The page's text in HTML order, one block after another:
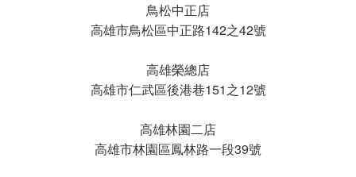
鳥松中正店
高雄市鳥松區中正路142之42號
高雄榮總店
高雄市仁武區後港巷151之12號
高雄林園二店
高雄市林園區鳳林路一段39號